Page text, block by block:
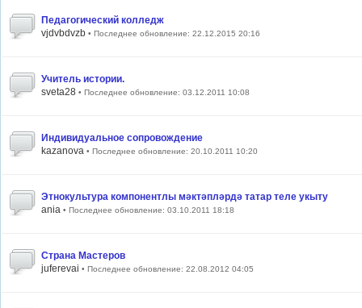
Педагогический колледж
vjdvbdvzb • Последнее обновление: 22.12.2015 20:16
Учитель истории.
sveta28 • Последнее обновление: 03.12.2011 10:08
Индивидуальное сопровождение
kazanova • Последнее обновление: 20.10.2011 10:20
Этнокультура компонентлы мәктәпләрдә татар теле укыту
ania • Последнее обновление: 03.10.2011 18:18
Страна Мастеров
juferevai • Последнее обновление: 22.08.2012 04:05